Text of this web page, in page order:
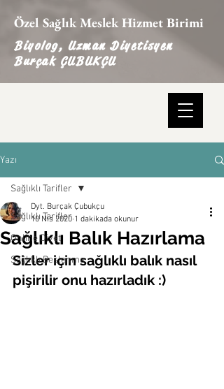
Özel Sağlık Meslek Hizmet Birimi
Biyolog, Uzman Diyetisyen
Burçak ÇUBUKÇU
Yazı
Sağlıklı Tarifler
Online Diyet
Sağlıklı Beslenme
Sağlıklı Tarifler
Sağlıklı Balık Hazırlama
Dyt. Burçak Çubukçu
10 Nis 2020 1 dakikada okunur
Sizler için sağlıklı balık nasıl
pişirilir onu hazırladık :)